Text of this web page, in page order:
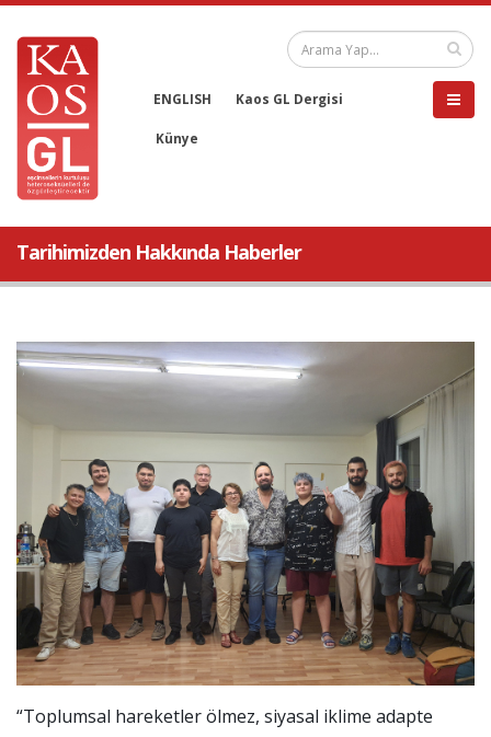
ENGLISH Kaos GL Dergisi
Künye
Tarihimizden Hakkında Haberler
“Toplumsal hareketler ölmez, siyasal iklime adapte